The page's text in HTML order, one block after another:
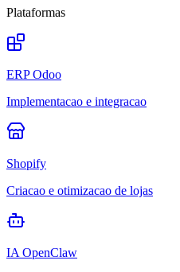
Plataformas
ERP Odoo
Implementacao e integracao
Shopify
Criacao e otimizacao de lojas
IA OpenClaw